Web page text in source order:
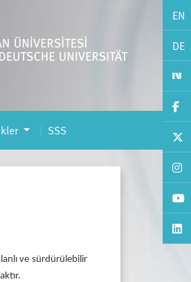
EN
DE
SSS
ve sürdürülebilir